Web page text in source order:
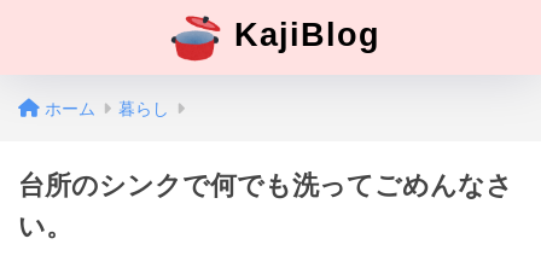
KajiBlog
ホーム 暮らし
台所のシンクで何でも洗ってごめんなさ
い。